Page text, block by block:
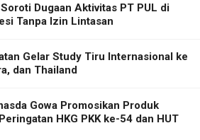
Dugaan Aktivitas PT PUL di
Tanpa Izin Lintasan
Gelar Study Tiru Internasional ke
dan Thailand
Gowa Promosikan Produk
HKG PKK ke-54 dan HUT